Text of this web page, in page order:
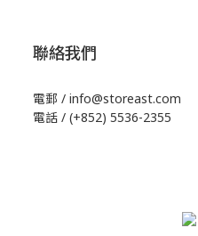
聯絡我們
電郵 / info@storeast.com
電話 / (+852) 5536-2355